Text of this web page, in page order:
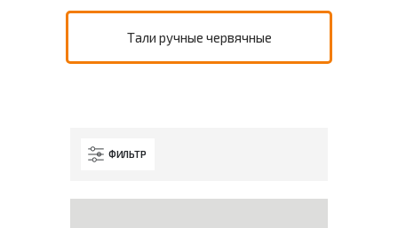
Тали ручные червячные
ФИЛЬТР